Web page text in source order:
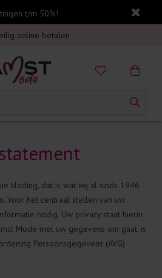
t/m 50%!
in Nederland vanaf €75,-
online betalen
op jouw aankoop
in Nederland vanaf €75,-
kleding, dat is wat wij al sinds 1946
Voor het centraal stellen van uw
nodig. Uw privacy staat hierin
Mode met uw gegevens om gaat, is
Persoonsgegevens (AVG)